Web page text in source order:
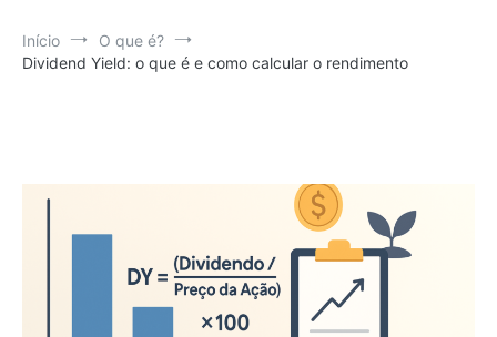
Início
O que é?
Dividend Yield: o que é e como calcular o rendimento